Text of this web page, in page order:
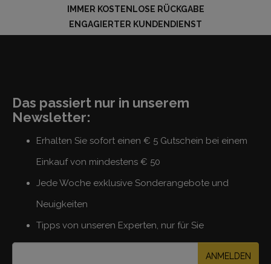
IMMER KOSTENLOSE RÜCKGABE
ENGAGIERTER KUNDENDIENST
Das passiert nur in unserem
Newsletter:
Erhalten Sie sofort einen € 5 Gutschein bei einem
Einkauf von mindestens € 50
Jede Woche exklusive Sonderangebote und
Neuigkeiten
Tipps von unseren Experten, nur für Sie
ANMELDEN